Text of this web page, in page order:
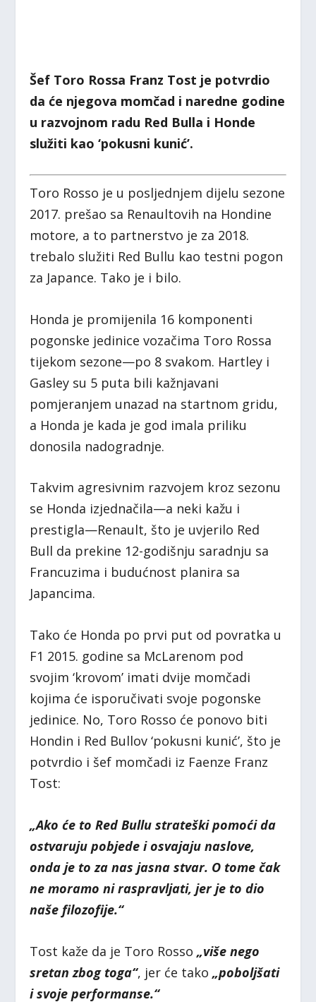
Šef Toro Rossa Franz Tost je potvrdio
da će njegova momčad i naredne godine
u razvojnom radu Red Bulla i Honde
služiti kao ‘pokusni kunić’.
Toro Rosso je u posljednjem dijelu sezone
2017. prešao sa Renaultovih na Hondine
motore, a to partnerstvo je za 2018.
trebalo služiti Red Bullu kao testni pogon
za Japance. Tako je i bilo.
Honda je promijenila 16 komponenti
pogonske jedinice vozačima Toro Rossa
tijekom sezone—po 8 svakom. Hartley i
Gasley su 5 puta bili kažnjavani
pomjeranjem unazad na startnom gridu,
a Honda je kada je god imala priliku
donosila nadogradnje.
Takvim agresivnim razvojem kroz sezonu
se Honda izjednačila—a neki kažu i
prestigla—Renault, što je uvjerilo Red
Bull da prekine 12-godišnju saradnju sa
Francuzima i budućnost planira sa
Japancima.
Tako će Honda po prvi put od povratka u
F1 2015. godine sa McLarenom pod
svojim ‘krovom’ imati dvije momčadi
kojima će isporučivati svoje pogonske
jedinice. No, Toro Rosso će ponovo biti
Hondin i Red Bullov ‘pokusni kunić’, što je
potvrdio i šef momčadi iz Faenze Franz
Tost:
„Ako će to Red Bullu strateški pomoći da
ostvaruju pobjede i osvajaju naslove,
onda je to za nas jasna stvar. O tome čak
ne moramo ni raspravljati, jer je to dio
naše filozofije.“
Tost kaže da je Toro Rosso„više nego
sretan zbog toga“, jer će tako„poboljšati
i svoje performanse.“